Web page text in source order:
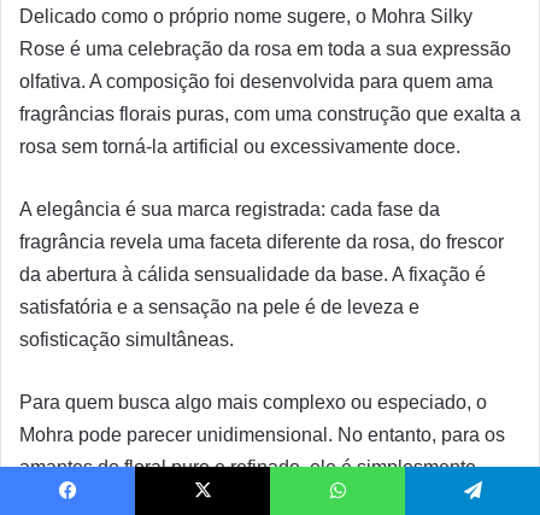
Delicado como o próprio nome sugere, o Mohra Silky
Rose é uma celebração da rosa em toda a sua expressão
olfativa. A composição foi desenvolvida para quem ama
fragrâncias florais puras, com uma construção que exalta a
rosa sem torná-la artificial ou excessivamente doce.
A elegância é sua marca registrada: cada fase da
fragrância revela uma faceta diferente da rosa, do frescor
da abertura à cálida sensualidade da base. A fixação é
satisfatória e a sensação na pele é de leveza e
sofisticação simultâneas.
Para quem busca algo mais complexo ou especiado, o
Mohra pode parecer unidimensional. No entanto, para os
amantes do floral puro e refinado, ele é simplesmente
irresistível.